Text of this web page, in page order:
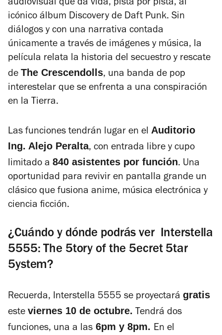
audiovisual que da vida, pista por pista, al
icónico álbum Discoveryde Daft Punk. Sin
diálogos y con una narrativa contada
únicamente a través de imágenes y música, la
película relata la historia del secuestro y rescate
de The Crescendolls, una banda de pop
interestelar que se enfrenta a una conspiración
en la Tierra.
Las funciones tendrán lugar en el Auditorio
Ing. Alejo Peralta, con entrada libre y cupo
limitado a 840 asistentes por función. Una
oportunidad para revivir en pantalla grande un
clásico que fusiona anime, música electrónica y
ciencia ficción.
¿Cuándo y dónde podrás ver Interstella
5555: The 5tory of the 5ecret 5tar
5ystem?
Recuerda, Interstella 5555 se proyectará gratis
este viernes 10 de octubre. Tendrá dos
funciones, una a las 6pm y 8pm. En el